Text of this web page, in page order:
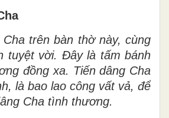
Cha trên bàn thờ này, cùng
tuyệt vời. Đây là tấm bánh
đồng xa. Tiến dâng Cha
là bao lao công vất vả, để
Cha tình thương.